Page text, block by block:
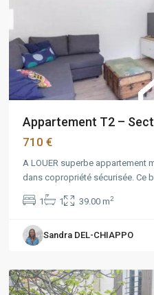
Appartement T2 –
710 €
A LOUER superbe appartement
dans copropriété sécurisée. Ce b
1 1 39.00 m2
Sandra DEL-CHIAPPO
Marseille
Marseille